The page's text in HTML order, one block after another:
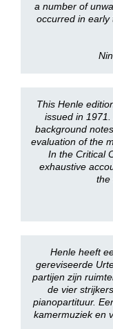
a number of
occurred in early
This Henle
issued in
background
evaluation of the
In the Critical
exhaustive
the
Henle heeft
gereviseerde
partijen zijn
de vier
pianopartituur.
kamermuziek en